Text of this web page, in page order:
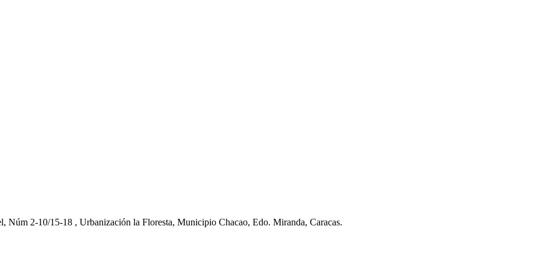
Núm 2-10/15-18 , Urbanización la Floresta, Municipio Chacao, Edo. Miranda, Caracas.